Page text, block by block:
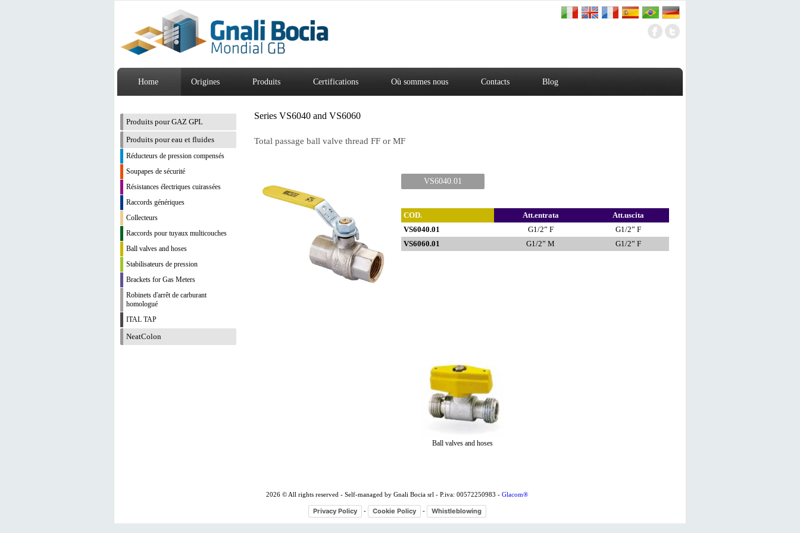
Home Origines Produits Certifications Où sommes nous Contacts Blog
Produits pour GAZ GPL
Produits pour eau et fluides
Réducteurs de pression compensés
Soupapes de sécurité
Résistances électriques cuirassées
Raccords génériques
Collecteurs
Raccords pour tuyaux multicouches
Ball valves and hoses
Stabilisateurs de pression
Brackets for Gas Meters
Robinets d'arrêt de carburant
homologué
ITAL TAP
NeatColon
Series VS6040 and VS6060
Total passage ball valve thread FF or MF
VS6040.01
COD. Att.entrata
Att.uscita
VS6040.01
G1/2” F
G1/2” F
VS6060.01
G1/2” M G1/2” F
Ball valves and hoses
2026 © All rights reserved - Self-managed by Gnali Bocia srl - P.iva: 00572250983 - Glacom®
Privacy Policy - Cookie Policy - Whistleblowing